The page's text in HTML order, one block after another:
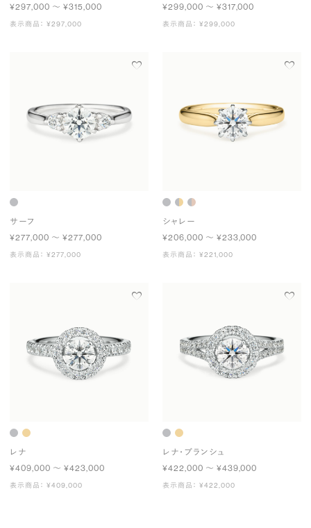
¥297,000 〜 ¥315,000
表示商品： ¥297,000
¥299,000 〜 ¥317,000
表示商品： ¥299,000
サーフ
¥277,000 〜 ¥277,000
表示商品： ¥277,000
シャレー
¥206,000 〜 ¥233,000
表示商品： ¥221,000
レナ
¥409,000 〜 ¥423,000
表示商品： ¥409,000
レナ・ブランシュ
¥422,000 〜 ¥439,000
表示商品： ¥422,000